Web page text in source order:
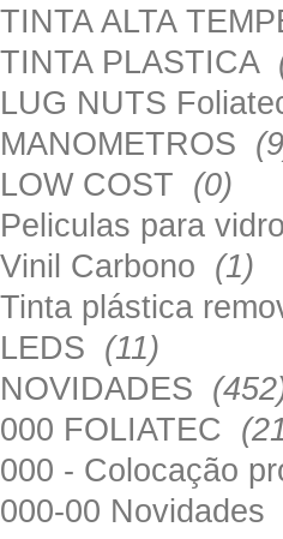
TINTA ALTA
TINTA PLASTICA
LUG NUTS
MANOMETROS
LOW COST (0)
Peliculas para
Vinil Carbono (1)
Tinta plástica
LEDS (11)
NOVIDADES
000 FOLIATEC
000 - Colocação
000-00 Novidades